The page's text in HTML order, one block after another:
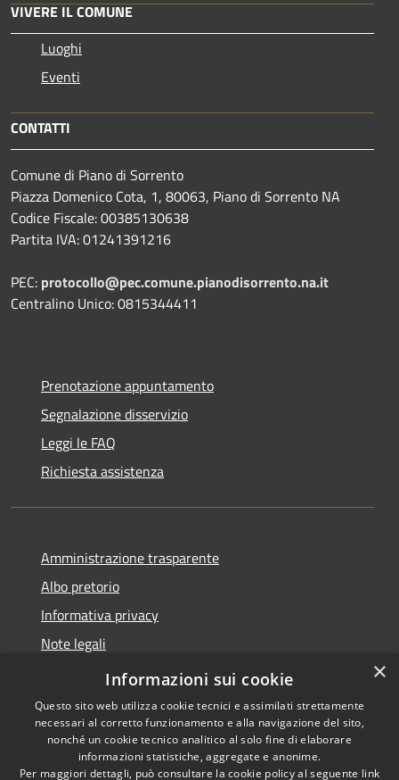
VIVERE IL COMUNE
Luoghi
Eventi
CONTATTI
Comune di Piano di Sorrento
Piazza Domenico Cota, 1, 80063, Piano di Sorrento NA
Codice Fiscale: 00385130638
Partita IVA: 01241391216
PEC: protocollo@pec.comune.pianodisorrento.na.it
Centralino Unico: 0815344411
Prenotazione appuntamento
Segnalazione disservizio
Leggi le FAQ
Richiesta assistenza
Amministrazione trasparente
Albo pretorio
Informativa privacy
Note legali
Dichiarazione di accessibilità
Copyright © 2026 • Comune di
×
Informazioni sui cookie
Questo sito web utilizza cookie tecnici e assimilati strettamente
necessari al corretto funzionamento e alla navigazione del sito,
nonché un cookie tecnico analitico al solo fine di elaborare
informazioni statistiche, aggregate e anonime.
Per maggiori dettagli, può consultare la cookie policy al seguente link